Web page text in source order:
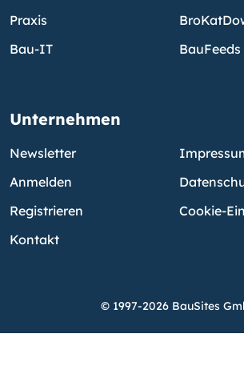
Praxis
Bau-IT
BauFeeds
Unternehmen
Newsletter
Anmelden
Registrieren
Kontakt
Cookie-
© 1997-2026 BauSites